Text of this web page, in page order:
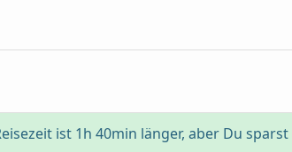
ist 1h 40min länger, aber Du sparst